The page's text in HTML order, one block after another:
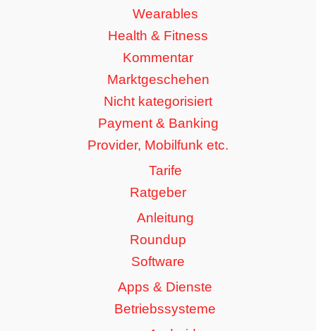
Wearables
Health & Fitness
Kommentar
Marktgeschehen
Nicht kategorisiert
Payment & Banking
Provider, Mobilfunk etc.
Tarife
Ratgeber
Anleitung
Roundup
Software
Apps & Dienste
Betriebssysteme